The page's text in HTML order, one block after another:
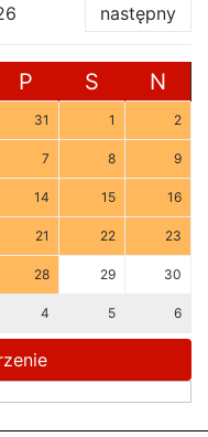
następny
P S N
31 1 2
7 8 9
14 15 16
21 22 23
28 29 30
4 5 6